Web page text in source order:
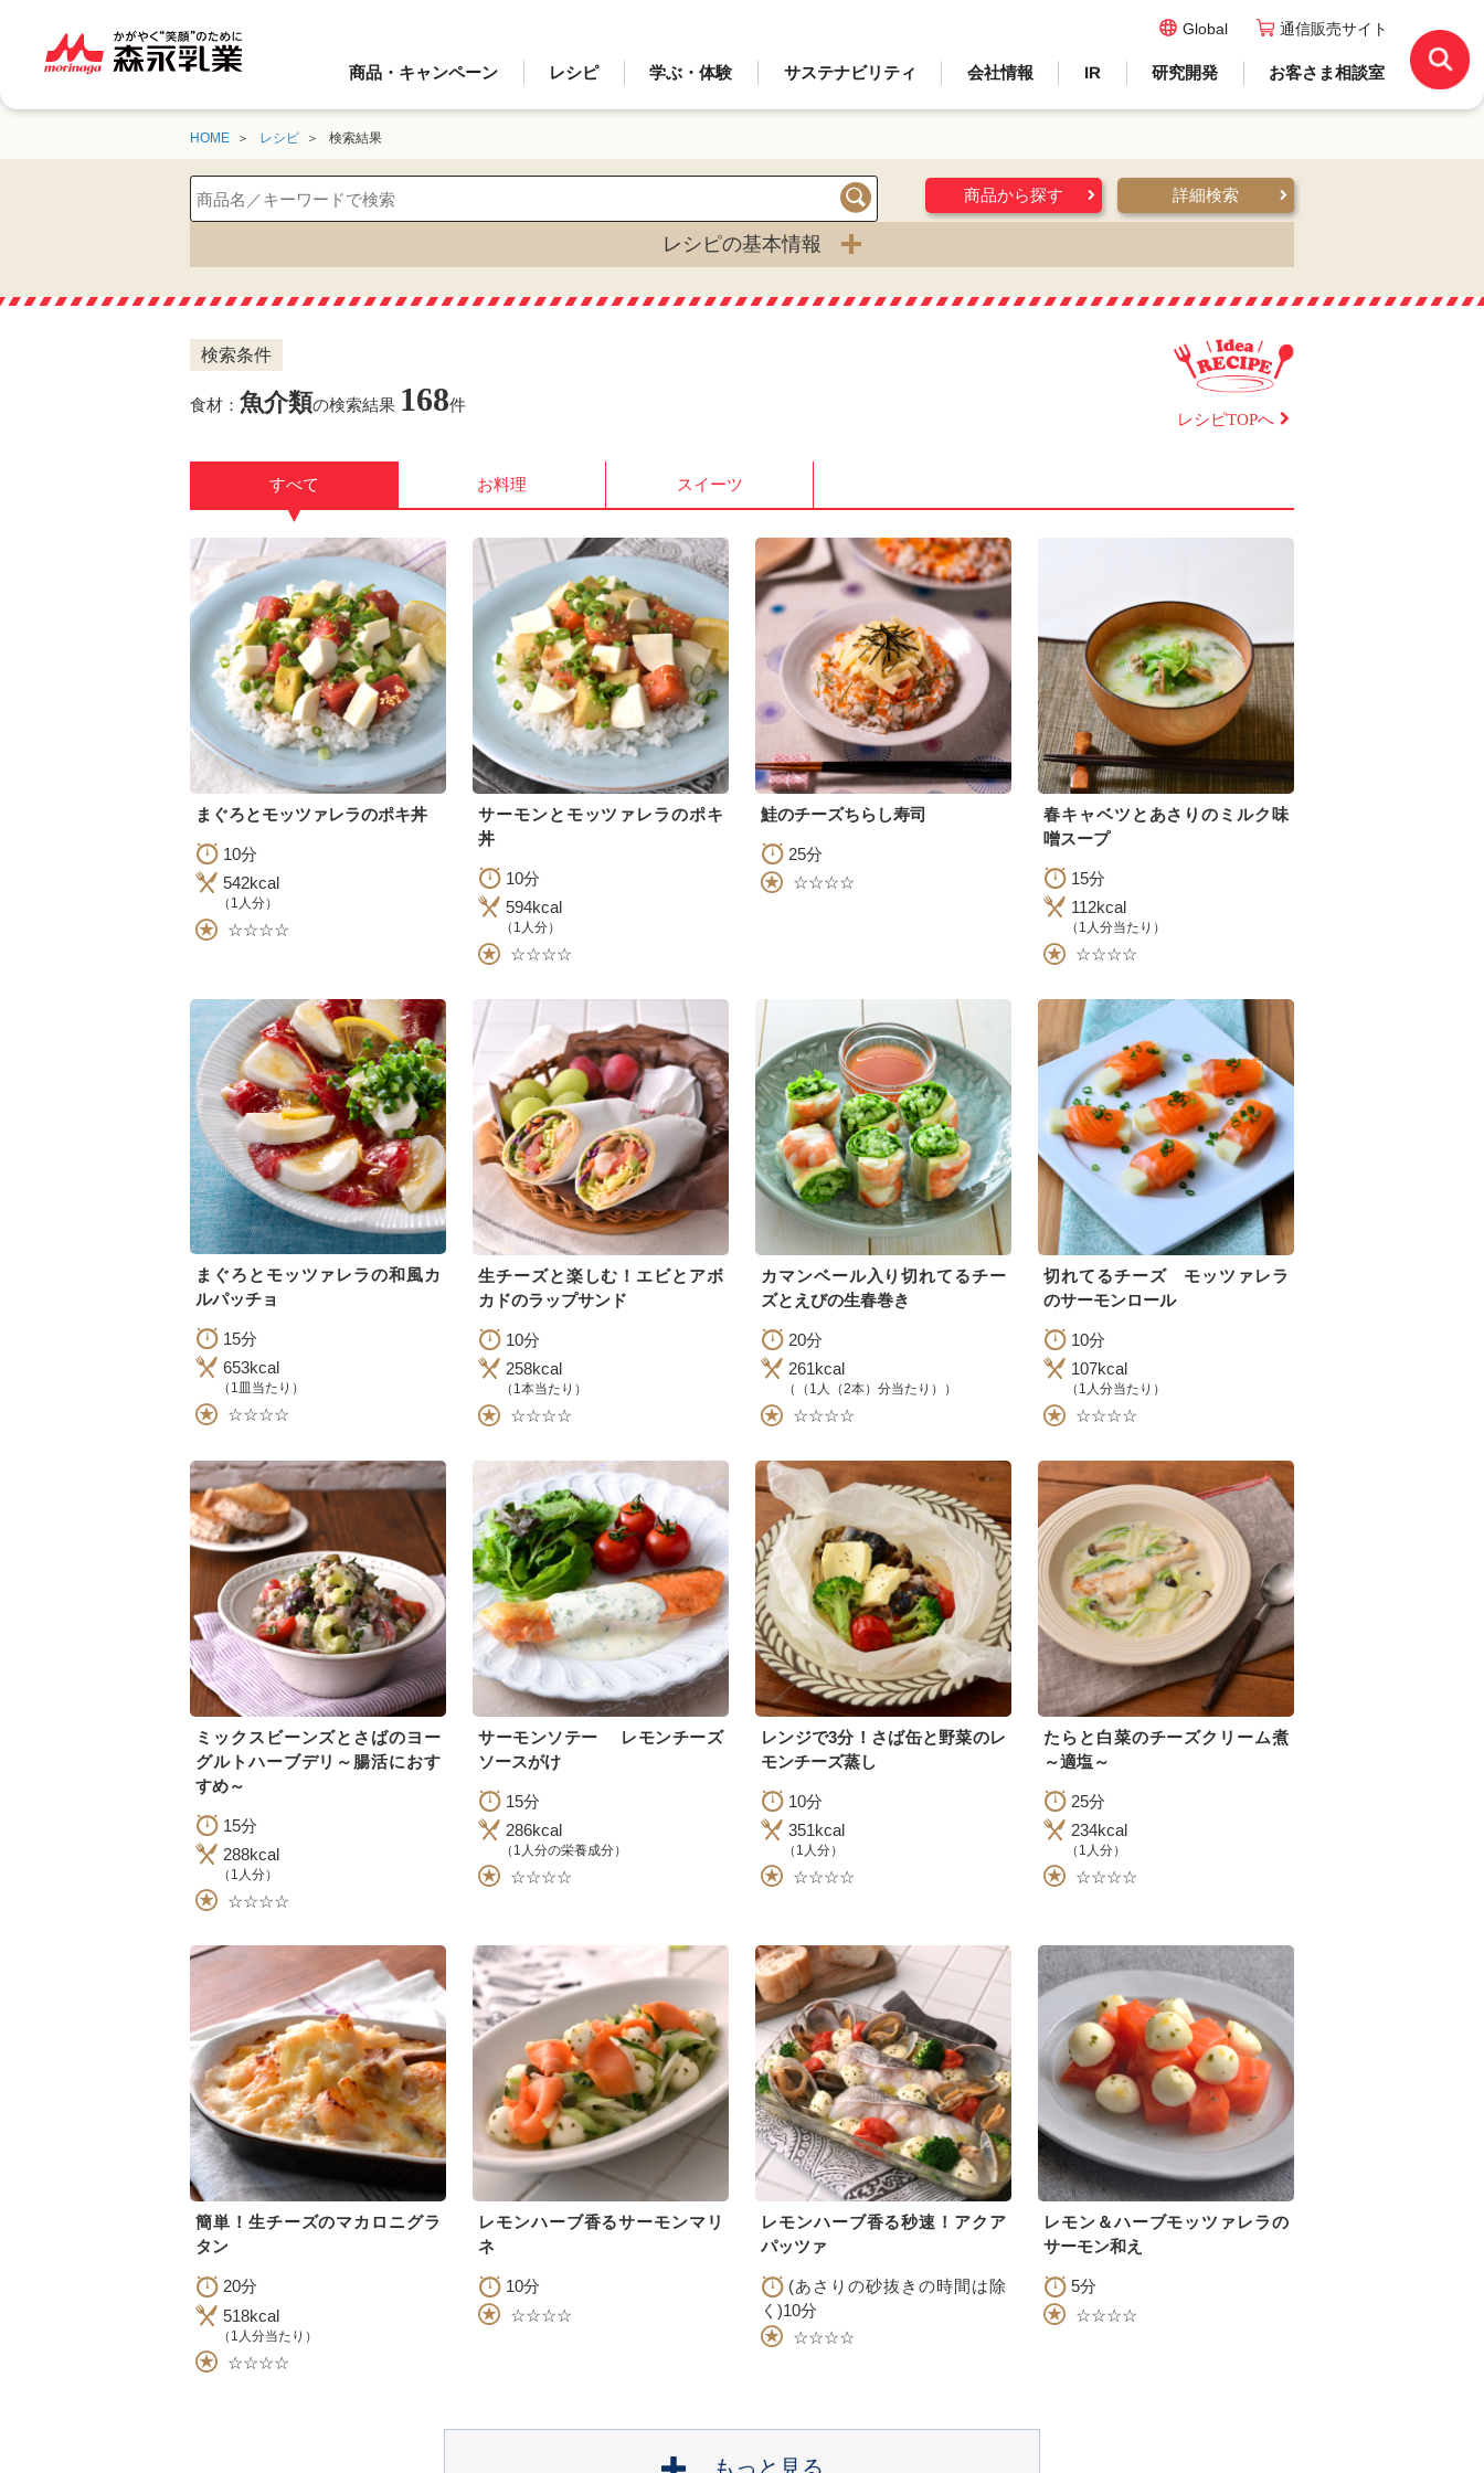
商品・キャンペーン レシピ 学ぶ・体験 サステナビリティ 会社情報 IR 研究開発 お客さま相談室
Global 通信販売サイト
HOME レシピ 検索結果
検索
商品から探す 詳細検索
レシピの基本情報
検索条件
食材： 魚介類の検索結果 168件
レシピTOPへ
すべて
▼
お料理 スイーツ
まぐろとモッツァレラのポキ丼
10分
542kcal
（1人分）
☆☆☆☆
サーモンとモッツァレラのポキ
丼
10分
594kcal
（1人分）
☆☆☆☆
鮭のチーズちらし寿司
25分
☆☆☆☆
春キャベツとあさりのミルク味
噌スープ
15分
112kcal
（1人分当たり）
☆☆☆☆
まぐろとモッツァレラの和風カ
ルパッチョ
15分
653kcal
（1皿当たり）
☆☆☆☆
生チーズと楽しむ！エビとアボ
カドのラップサンド
10分
258kcal
（1本当たり）
☆☆☆☆
カマンベール入り切れてるチー
ズとえびの生春巻き
20分
261kcal
（（1人（2本）分当たり））
☆☆☆☆
切れてるチーズ モッツァレラ
のサーモンロール
10分
107kcal
（1人分当たり）
☆☆☆☆
ミックスビーンズとさばのヨー
グルトハーブデリ～腸活におす
すめ～
15分
288kcal
（1人分）
☆☆☆☆
サーモンソテー レモンチーズ
ソースがけ
15分
286kcal
（1人分の栄養成分）
☆☆☆☆
レンジで3分！さば缶と野菜のレ
モンチーズ蒸し
10分
351kcal
（1人分）
☆☆☆☆
たらと白菜のチーズクリーム煮
～適塩～
25分
234kcal
（1人分）
☆☆☆☆
簡単！生チーズのマカロニグラ
タン
20分
518kcal
（1人分当たり）
☆☆☆☆
レモンハーブ香るサーモンマリ
ネ
10分
☆☆☆☆
レモンハーブ香る秒速！アクア
パッツァ
(あさりの砂抜きの時間は除
く)10分
☆☆☆☆
レモン＆ハーブモッツァレラの
サーモン和え
5分
☆☆☆☆
もっと見る